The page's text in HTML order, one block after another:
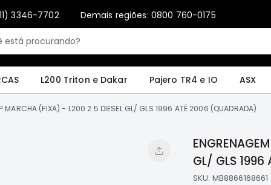
3346-7702 Demais regiões: 0800 760-0175
L200 Triton e Dakar Pajero TR4 e IO ASX
MARCHA (FIXA) - L200 2.5 DIESEL GL/ GLS 1996 ATÉ 2006 (QUADRADA)
GL/ GLS
SKU: MB8866168661
Only registered users can write reviews. PleaseSign inor